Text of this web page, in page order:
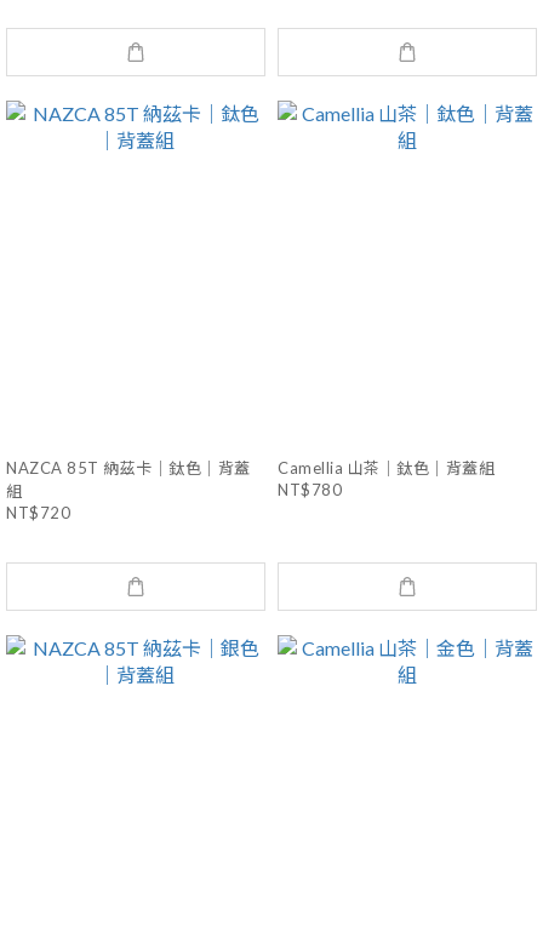
NAZCA 85T 納茲卡｜鈦色｜背蓋
組
NT$720
Camellia 山茶｜鈦色｜背蓋組
NT$780